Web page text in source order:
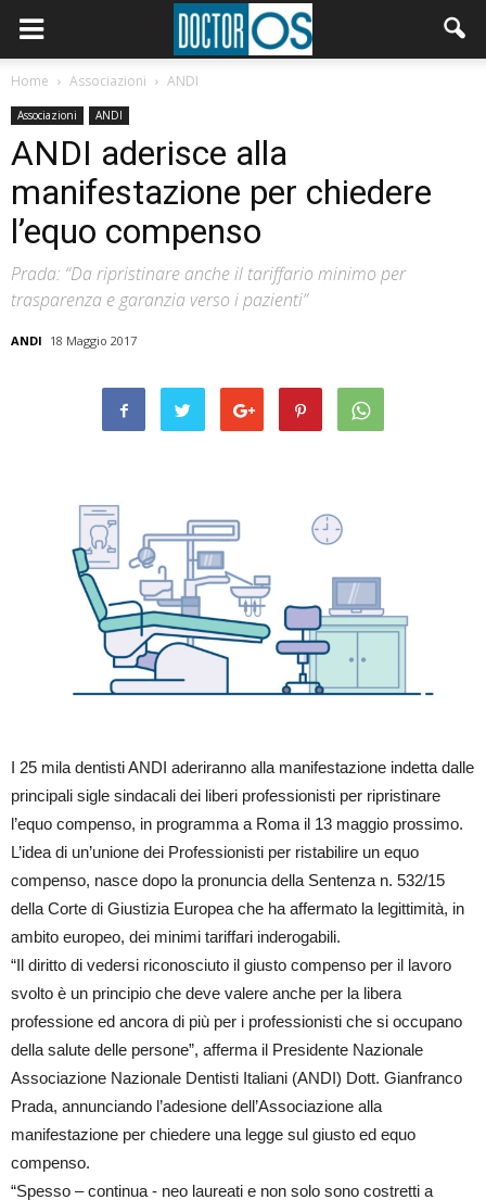
Home Associazioni ANDI
Associazioni ANDI
ANDI aderisce alla
manifestazione per chiedere
l’equo compenso
Prada: “Da ripristinare anche il tariffario minimo per
trasparenza e garanzia verso i pazienti”
ANDI 18 Maggio 2017
I 25 mila dentisti ANDI aderiranno alla manifestazione indetta dalle
principali sigle sindacali dei liberi professionisti per ripristinare
l’equo compenso, in programma a Roma il 13 maggio prossimo.
L’idea di un’unione dei Professionisti per ristabilire un equo
compenso, nasce dopo la pronuncia della Sentenza n. 532/15
della Corte di Giustizia Europea che ha affermato la legittimità, in
ambito europeo, dei minimi tariffari inderogabili.
“Il diritto di vedersi riconosciuto il giusto compenso per il lavoro
svolto è un principio che deve valere anche per la libera
professione ed ancora di più per i professionisti che si occupano
della salute delle persone”, afferma il Presidente Nazionale
Associazione Nazionale Dentisti Italiani (ANDI) Dott. Gianfranco
Prada, annunciando l’adesione dell’Associazione alla
manifestazione per chiedere una legge sul giusto ed equo
compenso.
“Spesso – continua - neo laureati e non solo sono costretti a